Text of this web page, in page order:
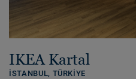
IKEA Kartal
İSTANBUL, TÜRKIYE